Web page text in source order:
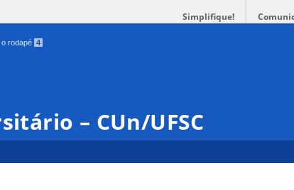
Simplifique!
o rodapé 4
– CUn/UFSC